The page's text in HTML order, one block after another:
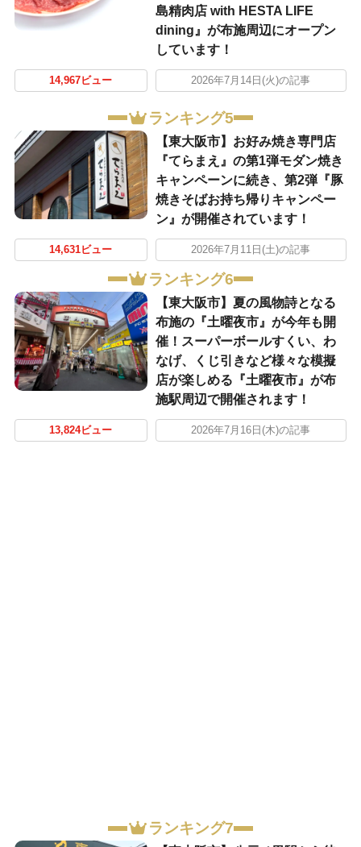
島精肉店 with HESTA LIFE
dining』が布施周辺にオープン
しています！
14,967ビュー 2026年7月14日(火)の記事
ランキング5
【東大阪市】お好み焼き専門店
『てらまえ』の第1弾モダン焼き
キャンペーンに続き、第2弾『豚
焼きそばお持ち帰りキャンペー
ン』が開催されています！
14,631ビュー 2026年7月11日(土)の記事
ランキング6
【東大阪市】夏の風物詩となる
布施の『土曜夜市』が今年も開
催！スーパーボールすくい、わ
なげ、くじ引きなど様々な模擬
店が楽しめる『土曜夜市』が布
施駅周辺で開催されます！
13,824ビュー 2026年7月16日(木)の記事
ランキング7